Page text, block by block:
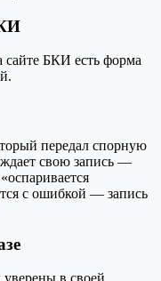
сайте БКИ есть форма
передал спорную
свою запись —
с ошибкой — запись